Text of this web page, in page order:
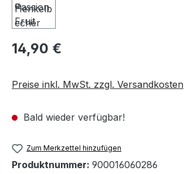
14,90 €
Preise inkl. MwSt. zzgl. Versandkosten
Bald wieder verfügbar!
Zum Merkzettel hinzufügen
Produktnummer: 900016060286